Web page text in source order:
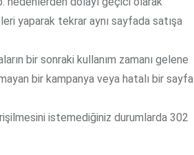
yaparak tekrar aynı sayfada satışa
bir sonraki kullanım zamanı gelene
bir kampanya veya hatalı bir sayfa
istemediğiniz durumlarda 302